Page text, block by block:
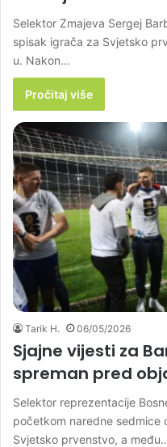
Selektor Zmajeva Sergej
spisak igrača za Svjetsko
u. Nakon…
Pročitaj više
Tarik H. 06/05/2026
Sjajne vijesti za
spreman pred
Selektor reprezentacije
početkom naredne sedmice
Svjetsko prvenstvo, a